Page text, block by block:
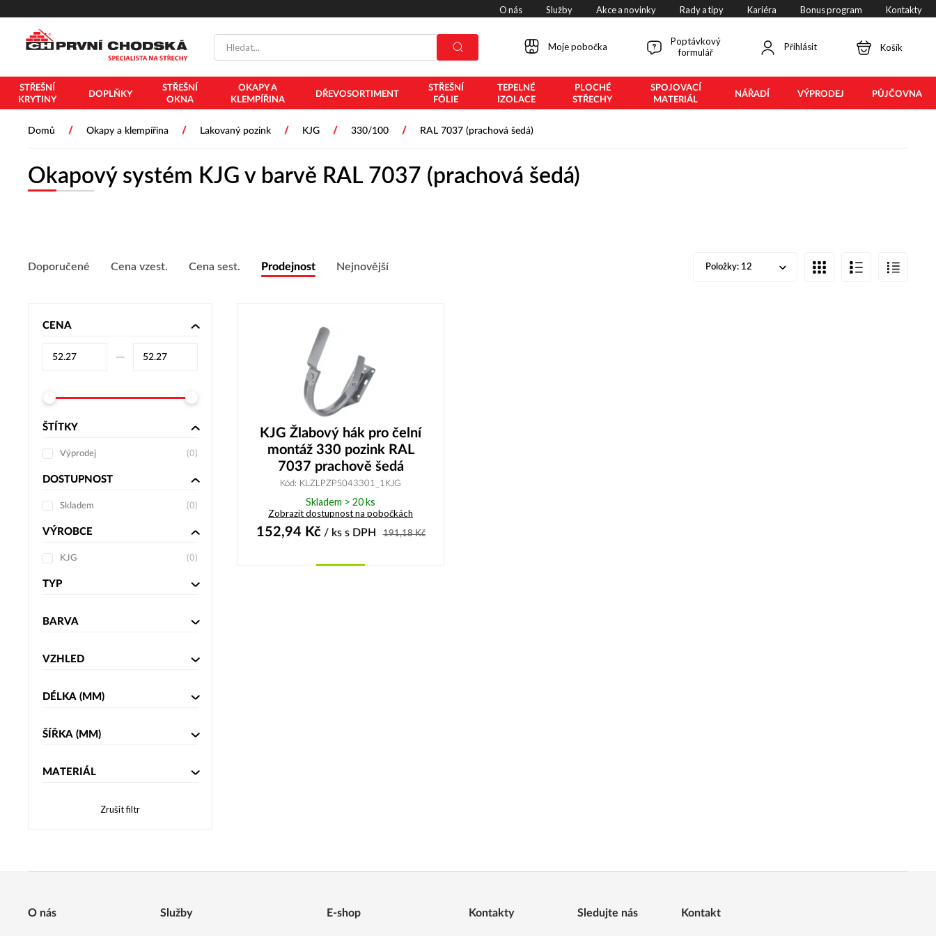
O nás Služby Akce a novinky Rady a tipy Kariéra Bonus program Kontakty
Moje pobočka
Poptávkový
formulář
Přihlásit Košík
STŘEŠNÍ
KRYTINY
DOPLŇKY
STŘEŠNÍ
OKNA
OKAPY A
KLEMPÍŘINA
DŘEVOSORTIMENT
STŘEŠNÍ
FÓLIE
TEPELNÉ
IZOLACE
PLOCHÉ
STŘECHY
SPOJOVACÍ
MATERIÁL
NÁŘADÍ VÝPRODEJ PŮJČOVNA
Domů / Okapy a klempířina / Lakovaný pozink / KJG / 330/100 / RAL 7037 (prachová šedá)
Okapový systém KJG v barvě RAL 7037 (prachová šedá)
Doporučené Cena vzest. Cena sest. Prodejnost Nejnovější Položky: 12
CENA
–⁠
ŠTÍTKY
Výprodej (0)
DOSTUPNOST
Skladem (0)
VÝROBCE
KJG (0)
TYP
BARVA
VZHLED
DÉLKA (MM)
ŠÍŘKA (MM)
MATERIÁL
Zrušit filtr
KJG Žlabový hák pro čelní
montáž 330 pozink RAL
7037 prachově šedá
Kód: KLZLPZPS043301_1KJG
Skladem > 20 ks
Zobrazit dostupnost na pobočkách
152,94 Kč/ ks s DPH 191,18Kč
O nás Služby E-shop Kontakty Sledujte nás Kontakt